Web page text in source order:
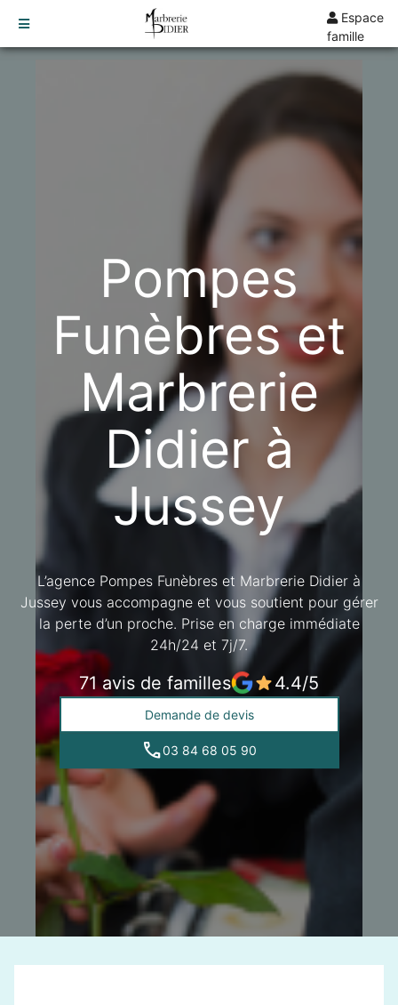
Espace
famille
LAMARCHE
BOURBONNE-LES-BAINS
Pompes
Funèbres et
Marbrerie
Didier à
Jussey
L’agence Pompes Funèbres et Marbrerie Didier à
Jussey vous accompagne et vous soutient pour gérer
la perte d’un proche. Prise en charge immédiate
24h/24 et 7j/7.
71 avis de familles 4.4/5
Demande de devis
03 84 68 05 90